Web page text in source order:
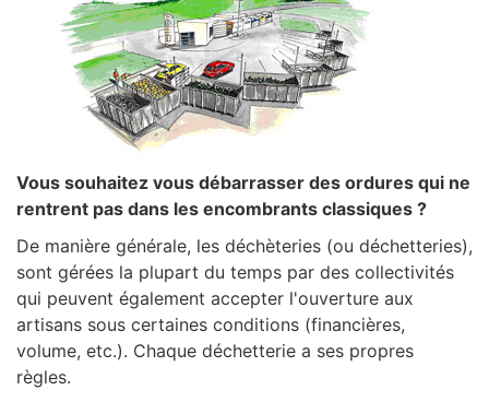
Vous souhaitez vous débarrasser des ordures qui ne
rentrent pas dans les encombrants classiques ?
De manière générale, les déchèteries (ou déchetteries),
sont gérées la plupart du temps par des collectivités
qui peuvent également accepter l'ouverture aux
artisans sous certaines conditions (financières,
volume, etc.). Chaque déchetterie a ses propres
règles.